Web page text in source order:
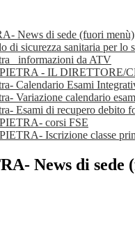
News di sede (fuori menù)
di sicurezza sanitaria per lo
informazioni da ATV
- IL DIRETTORE/
Calendario Esami
Variazione calendario
Esami di recupero debito
corsi FSE
Iscrizione classe
News di sede